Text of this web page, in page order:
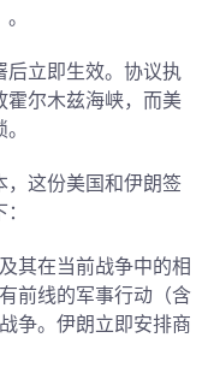
后立即生效。协议执
霍尔木兹海峡，而美
。
这份美国和伊朗签
其在当前战争中的相
前线的军事行动（含
争。伊朗立即安排商